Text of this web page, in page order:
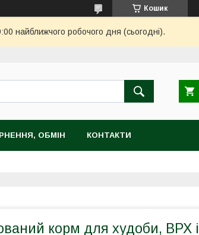
Кошик
найближчого робочого дня (сьогодні).
ОБМІН КОНТАКТИ
корм для худоби, ВРХ і